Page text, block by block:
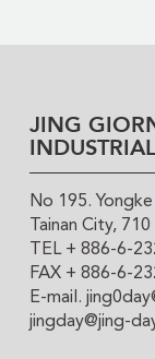
JING
No 195.
Tainan City, 710
TEL + 886-6-
FAX + 886-6-
E-mail.
jingday@jing-